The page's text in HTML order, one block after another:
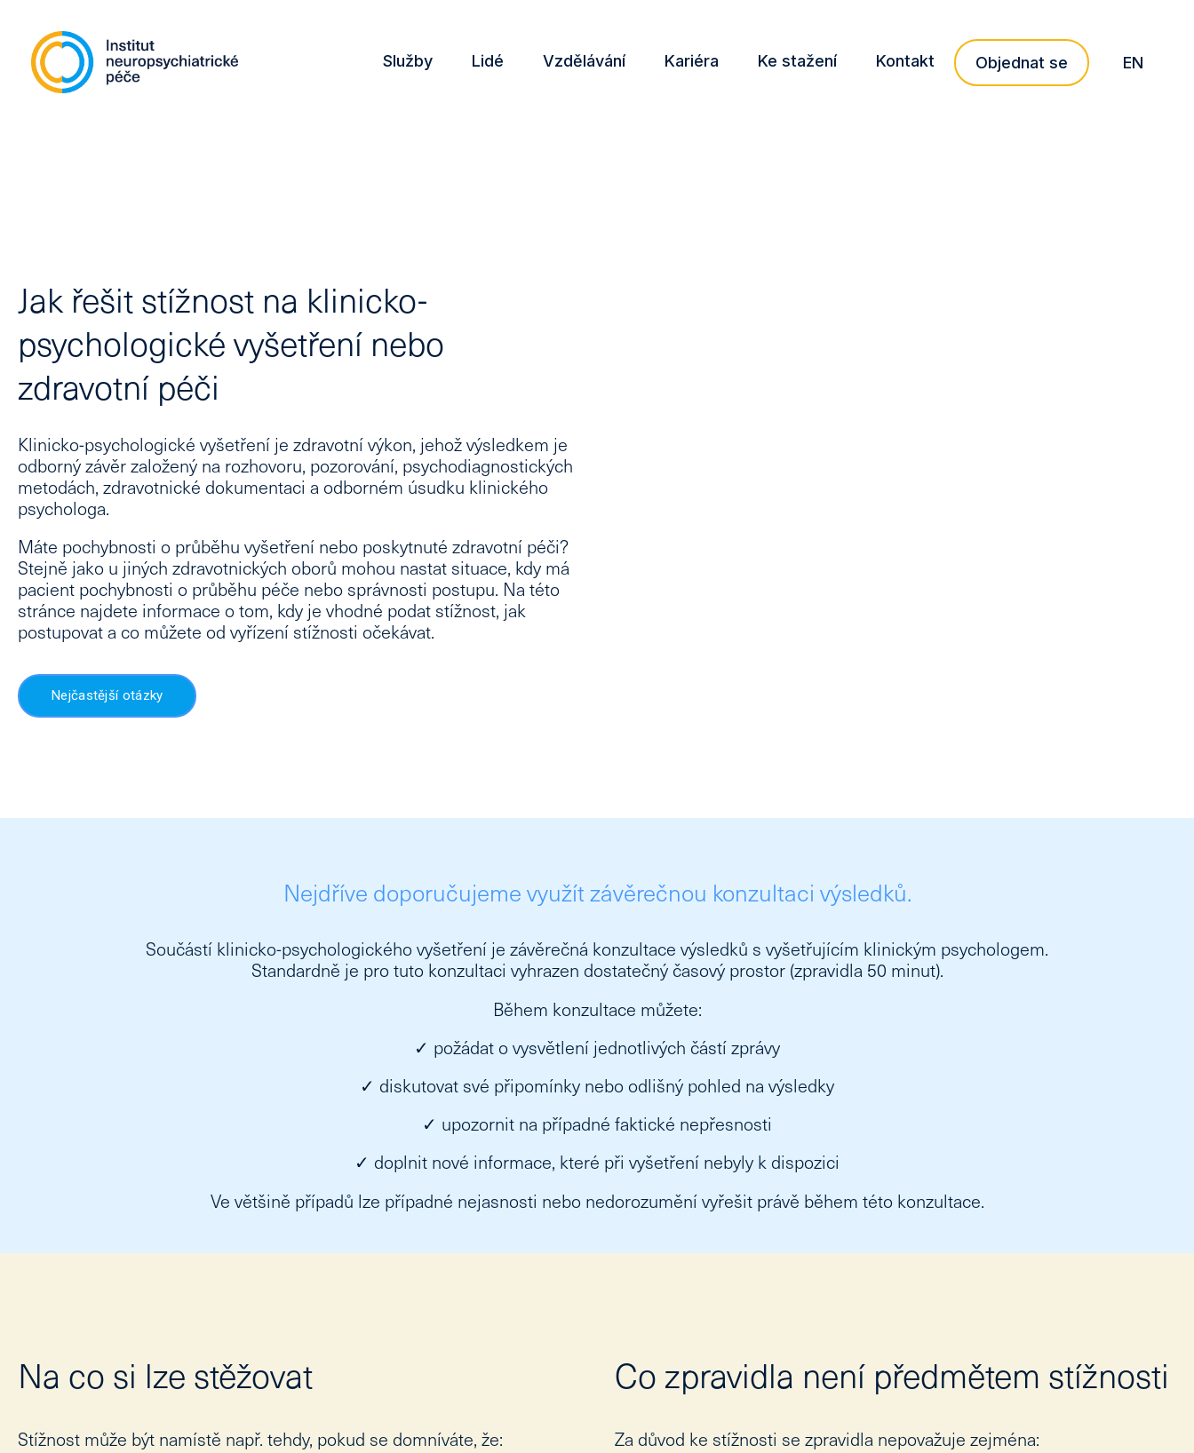
Služby Lidé Vzdělávání Kariéra Ke stažení Kontakt Objednat se CZ
EN
Jak řešit stížnost na klinicko-
psychologické vyšetření nebo
zdravotní péči
Klinicko-psychologické vyšetření je zdravotní výkon, jehož výsledkem je
odborný závěr založený na rozhovoru, pozorování, psychodiagnostických
metodách, zdravotnické dokumentaci a odborném úsudku klinického
psychologa.
Máte pochybnosti o průběhu vyšetření nebo poskytnuté zdravotní péči?
Stejně jako u jiných zdravotnických oborů mohou nastat situace, kdy má
pacient pochybnosti o průběhu péče nebo správnosti postupu. Na této
stránce najdete informace o tom, kdy je vhodné podat stížnost, jak
postupovat a co můžete od vyřízení stížnosti očekávat.
Nejčastější otázky
Nejdříve doporučujeme využít závěrečnou konzultaci výsledků.
Součástí klinicko-psychologického vyšetření je závěrečná konzultace výsledků s vyšetřujícím klinickým psychologem.
Standardně je pro tuto konzultaci vyhrazen dostatečný časový prostor (zpravidla 50 minut).
Během konzultace můžete:
✓ požádat o vysvětlení jednotlivých částí zprávy
✓ diskutovat své připomínky nebo odlišný pohled na výsledky
✓ upozornit na případné faktické nepřesnosti
✓ doplnit nové informace, které při vyšetření nebyly k dispozici
Ve většině případů lze případné nejasnosti nebo nedorozumění vyřešit právě během této konzultace.
Na co si lze stěžovat
Stížnost může být namístě např. tehdy, pokud se domníváte, že:
Co zpravidla není předmětem stížnosti
Za důvod ke stížnosti se zpravidla nepovažuje zejména: